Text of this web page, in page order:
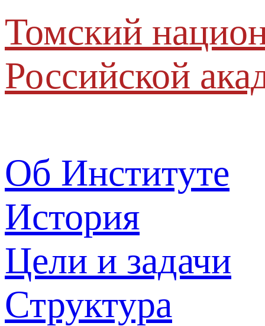
Томский
Российской
Об Институте
История
Цели и задачи
Структура